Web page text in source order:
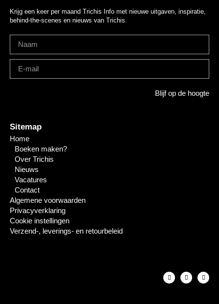
Krijg een keer per maand Trichis Info met nieuwe uitgaven, inspiratie,
behind-the-scenes en nieuws van Trichis.
Blijf op de hoogte
Sitemap
Home
Boeken maken?
Over Trichis
Nieuws
Vacatures
Contact
Algemene voorwaarden
Privacyverklaring
Cookie instellingen
Verzend-, leverings- en retourbeleid